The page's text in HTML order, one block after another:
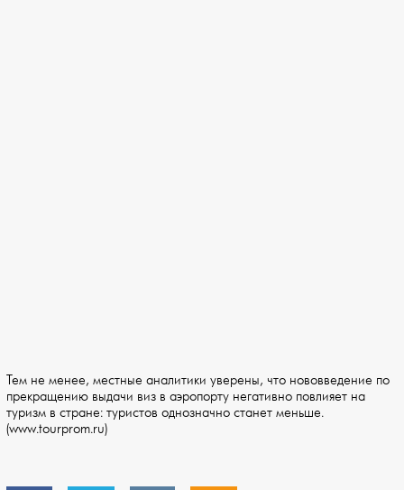
Тем не менее, местные аналитики уверены, что нововведение по
прекращению выдачи виз в аэропорту негативно повлияет на
туризм в стране: туристов однозначно станет меньше.
(www.tourprom.ru)